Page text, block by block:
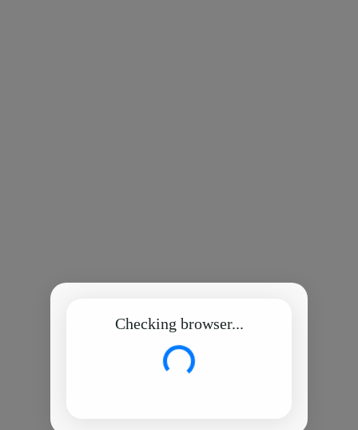
Checking browser...